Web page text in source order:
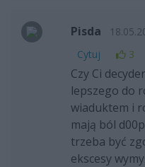
Pisda
Cytuj
3
Czy Ci
lepszego do
wiaduktem i
mają ból
trzeba być
ekscesy